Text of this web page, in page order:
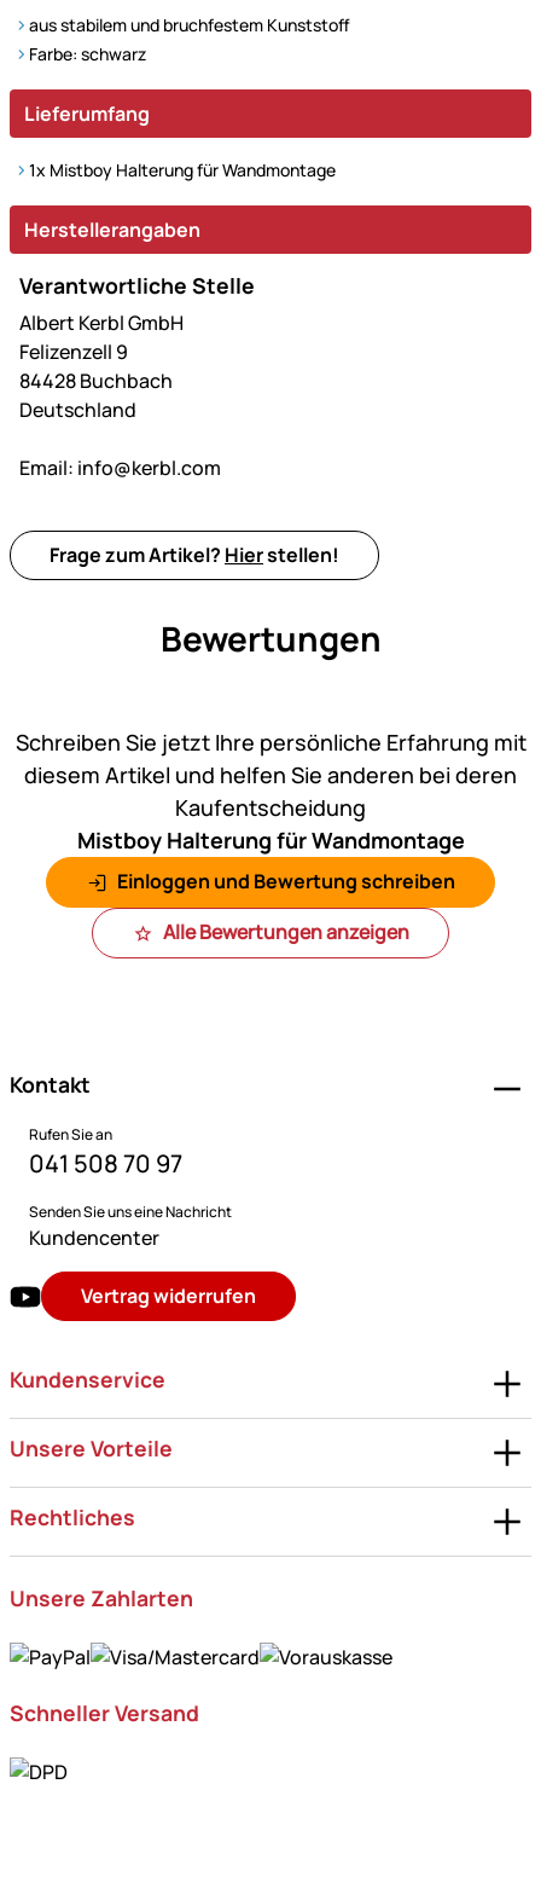
aus stabilem und bruchfestem Kunststoff
Farbe: schwarz
Lieferumfang
1x Mistboy Halterung für Wandmontage
Herstellerangaben
Verantwortliche Stelle
Albert Kerbl GmbH
Felizenzell 9
84428 Buchbach
Deutschland
Email: info@kerbl.com
Frage zum Artikel? Hierstellen!
Bewertungen
Schreiben Sie jetzt Ihre persönliche Erfahrung mit
diesem Artikel und helfen Sie anderen bei deren
Kaufentscheidung
Mistboy Halterung für Wandmontage
Einloggen und Bewertung schreiben
Alle Bewertungen anzeigen
Kontakt
Rufen Sie an
041 508 70 97
Senden Sie uns eine Nachricht
Kundencenter
Vertrag widerrufen
Kundenservice
Unsere Vorteile
Rechtliches
Unsere Zahlarten
Schneller Versand